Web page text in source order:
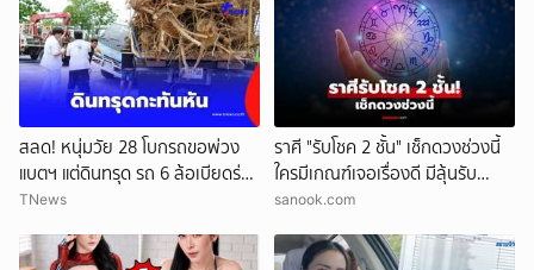
สลด! หนุ่มวัย 28 โบกรถขอพ่วง
แบตฯ แต่ดินทรุด รถ 6 ล้อเบียดร่าง
ดับ
TNews
ราศี "รับโชค 2 ชั้น" เช็กดวงช่วงนี้
ใครมีเกณฑ์เจอเรื่องดี มีลุ้นรับ
ความปัง
sanook.com